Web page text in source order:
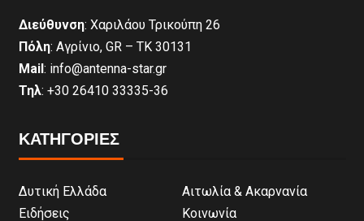
Διεύθυνση: Χαριλάου Τρικούπη 26
Πόλη: Αγρίνιο, GR – ΤΚ 30131
Mail: info@antenna-star.gr
Τηλ: +30 26410 33335-36
ΚΑΤΗΓΟΡΙΕΣ
Δυτική Ελλάδα
Αιτωλία & Ακαρνανία
Ειδήσεις
Κοινωνία